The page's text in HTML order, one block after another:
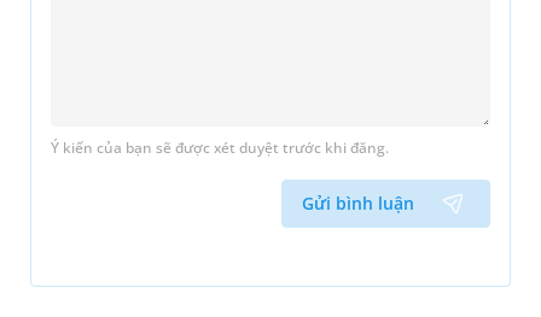
Ý kiến của bạn sẽ được xét duyệt trước khi đăng.
Gửi bình luận